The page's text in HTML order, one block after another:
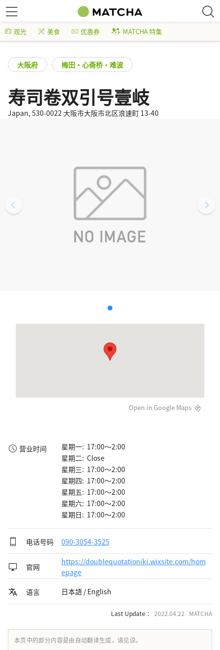
观光 美食 优惠券 MATCHA 特集
大阪府 梅田・心斋桥・难波
寿司卷双引号壹岐
Japan, 530-0022 大阪市大阪市北区浪速町 13-40
Open in Google Maps
营业时间
星期一: 17:00～2:00
星期二: Close
星期三: 17:00～2:00
星期四: 17:00～2:00
星期五: 17:00～2:00
星期六: 17:00～2:00
星期日: 17:00～2:00
电话号码 090-3054-3525
官网
https://doublequotationiki.wixsite.com/hom
epage
语言
日本語 / English
Last Update ： 2022.04.22 MATCHA
本页中的部分内容是由自动翻译生成，请见谅。